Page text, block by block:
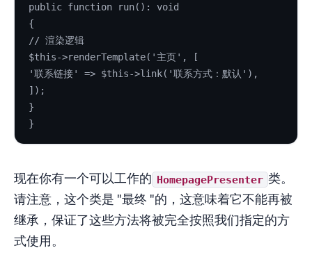
public function run(): void
{
// 渲染逻辑
$this->renderTemplate('主页', [
'联系链接' => $this->link('联系方式：默认'),
]);
}
}
现在你有一个可以工作的 HomepagePresenter 类。
请注意，这个类是 "最终 "的，这意味着它不能再被
继承，保证了这些方法将被完全按照我们指定的方
式使用。